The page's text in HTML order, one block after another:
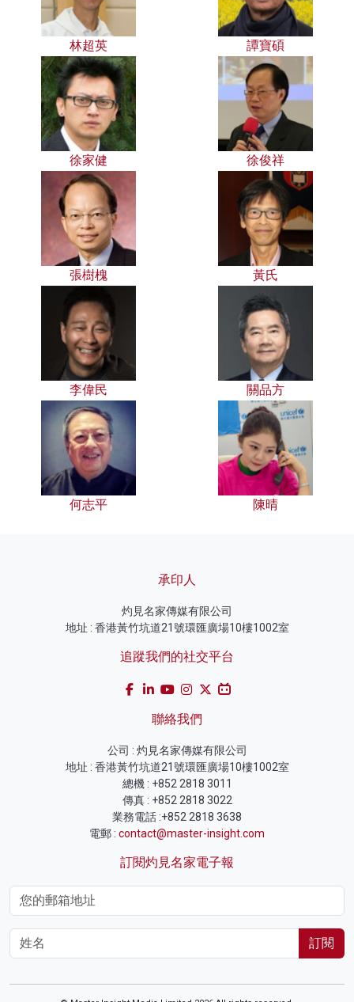
林超英 譚寶碩
徐家健 徐俊祥
張樹槐 黃氏
李偉民 關品方
何志平 陳晴
承印人
灼見名家傳媒有限公司
地址 : 香港黃竹坑道21號環匯廣場10樓1002室
追蹤我們的社交平台
聯絡我們
公司 : 灼見名家傳媒有限公司
地址 : 香港黃竹坑道21號環匯廣場10樓1002室
總機 : +852 2818 3011
傳真 : +852 2818 3022
業務電話 :+852 2818 3638
電郵 : contact@master-insight.com
訂閱灼見名家電子報
訂閱